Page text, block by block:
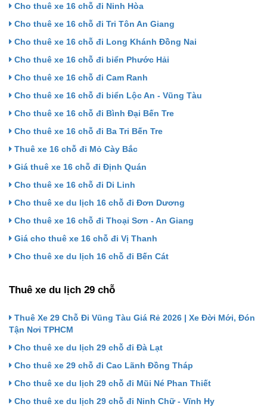
Cho thuê xe 16 chỗ đi Ninh Hòa
Cho thuê xe 16 chỗ đi Tri Tôn An Giang
Cho thuê xe 16 chỗ đi Long Khánh Đồng Nai
Cho thuê xe 16 chỗ đi biển Phước Hải
Cho thuê xe 16 chỗ đi Cam Ranh
Cho thuê xe 16 chỗ đi biển Lộc An - Vũng Tàu
Cho thuê xe 16 chỗ đi Bình Đại Bến Tre
Cho thuê xe 16 chỗ đi Ba Tri Bến Tre
Thuê xe 16 chỗ đi Mỏ Cày Bắc
Giá thuê xe 16 chỗ đi Định Quán
Cho thuê xe 16 chỗ đi Di Linh
Cho thuê xe du lịch 16 chỗ đi Đơn Dương
Cho thuê xe 16 chỗ đi Thoại Sơn - An Giang
Giá cho thuê xe 16 chỗ đi Vị Thanh
Cho thuê xe du lịch 16 chỗ đi Bến Cát
Thuê xe du lịch 29 chỗ
Thuê Xe 29 Chỗ Đi Vũng Tàu Giá Rẻ 2026 | Xe Đời Mới, Đón
Tận Nơi TPHCM
Cho thuê xe du lịch 29 chỗ đi Đà Lạt
Cho thuê xe 29 chỗ đi Cao Lãnh Đồng Tháp
Cho thuê xe du lịch 29 chỗ đi Mũi Né Phan Thiết
Cho thuê xe du lịch 29 chỗ đi Ninh Chữ - Vĩnh Hy